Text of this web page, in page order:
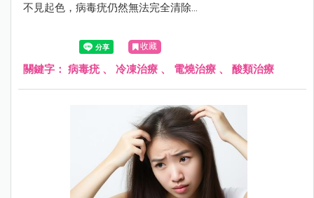
不見起色，病毒疣仍然無法完全清除...
收藏
關鍵字： 病毒疣、 冷凍治療 、 電燒治療 、 酸類治療